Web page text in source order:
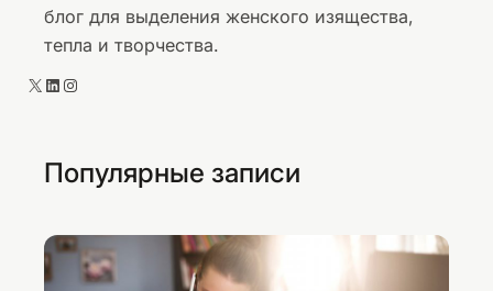
блог для выделения женского изящества,
тепла и творчества.
X LinkedIn Instagram
Популярные записи